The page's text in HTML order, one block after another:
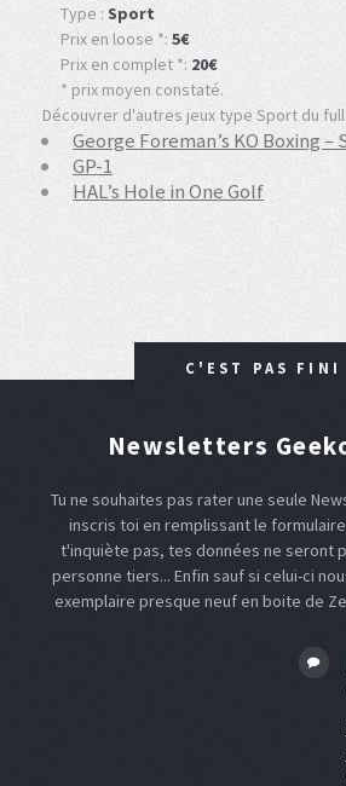
Type : Sport
Prix en loose *: 5€
Prix en complet *: 20€
* prix moyen constaté.
Découvrer d'autres jeux type Sport du full
George Foreman’s KO Boxing –
GP-1
HAL’s Hole in One Golf
C'EST PAS FINI
Newsletters
Tu ne souhaites pas rater une seule
inscris toi en remplissant le
t'inquiète pas, tes données ne seront
personne tiers... Enfin sauf si celui-ci
exemplaire presque neuf en boite de